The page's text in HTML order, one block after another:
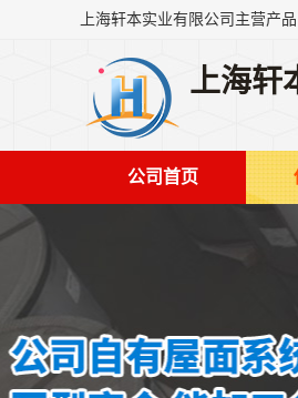
上海轩
公司首页